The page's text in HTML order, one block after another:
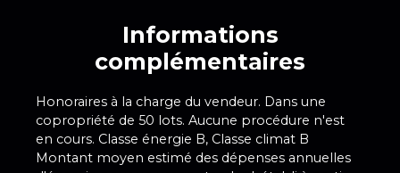
Informations
complémentaires
Honoraires à la charge du vendeur. Dans une
copropriété de 50 lots. Aucune procédure n'est
en cours. Classe énergie B, Classe climat B
Montant moyen estimé des dépenses annuelles